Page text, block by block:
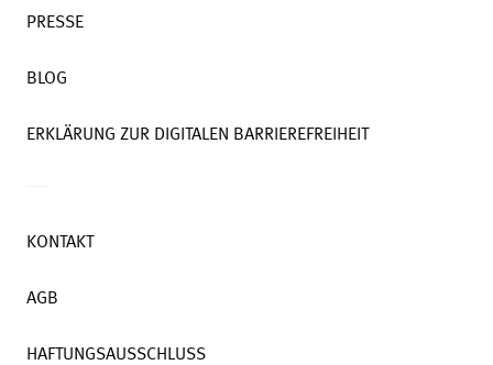
PRESSE
BLOG
ERKLÄRUNG ZUR DIGITALEN BARRIEREFREIHEIT
KONTAKT
AGB
HAFTUNGSAUSSCHLUSS